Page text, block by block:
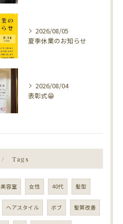
2026/08/05
夏季休業のお知らせ
2026/08/04
表彰式😁
Tags
美容室 女性 40代 髪型
ヘアスタイル ボブ 髪質改善